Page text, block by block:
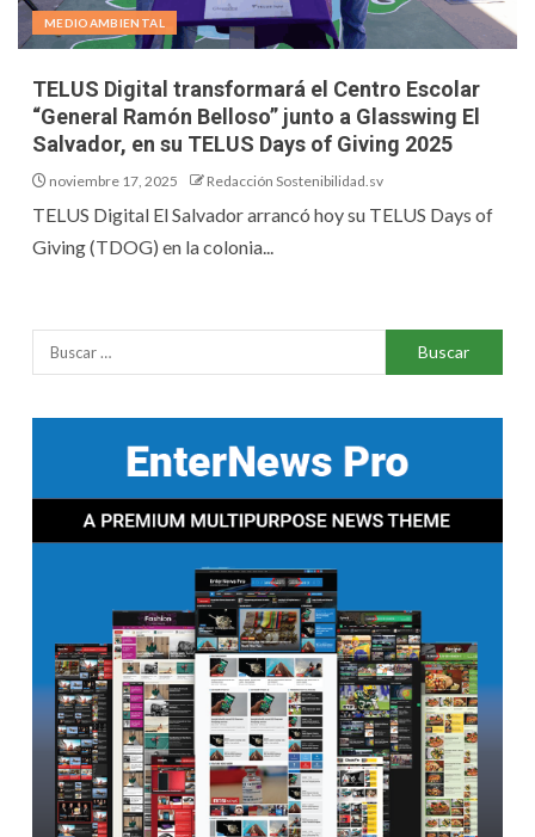
MEDIOAMBIENTAL
TELUS Digital transformará el Centro Escolar
“General Ramón Belloso” junto a Glasswing El
Salvador, en su TELUS Days of Giving 2025
noviembre 17, 2025 Redacción Sostenibilidad.sv
TELUS Digital El Salvador arrancó hoy su TELUS Days of
Giving (TDOG) en la colonia...